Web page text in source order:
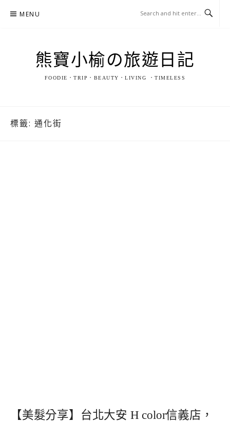
MENU
熊寶小榆の旅遊日記
FOODIE．TRIP．BEAUTY．LIVING ．TIMELESS
標籤: 通化街
【美髮分享】台北大安 H color信義店，